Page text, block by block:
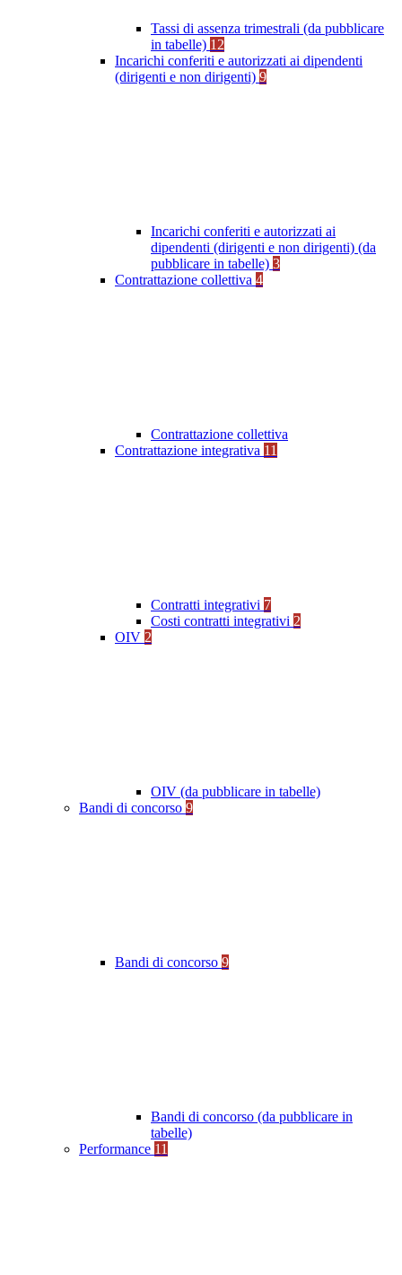
Tassi di assenza trimestrali (da pubblicare
in tabelle) 12
Incarichi conferiti e autorizzati ai dipendenti
(dirigenti e non dirigenti) 9
Incarichi conferiti e autorizzati ai
dipendenti (dirigenti e non dirigenti) (da
pubblicare in tabelle) 3
Contrattazione collettiva 4
Contrattazione collettiva
Contrattazione integrativa 11
Contratti integrativi 7
Costi contratti integrativi 2
OIV 2
OIV (da pubblicare in tabelle)
Bandi di concorso 9
Bandi di concorso 9
Bandi di concorso (da pubblicare in
tabelle)
Performance 11